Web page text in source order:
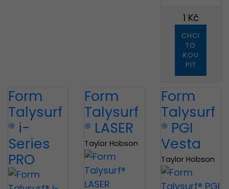
1 Kč
CHCI
TO
KOU
PIT
Form
Talysurf
® i-
Series
PRO
Form
Talysurf
® LASER
Taylor Hobson
Form
Talysurf
® PGI
Vesta
Taylor Hobson
Děkujeme